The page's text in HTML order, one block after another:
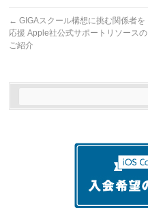
← GIGAスクール構想に挑む関係者を
応援 Apple社公式サポートリソースの
ご紹介